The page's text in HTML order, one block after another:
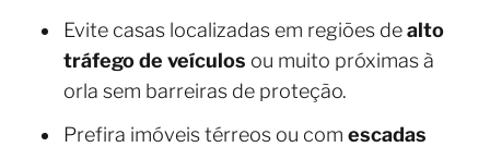
Evite casas localizadas em regiões dealto
tráfego de veículos ou muito próximas à
orla sem barreiras de proteção.
Prefira imóveis térreos ou com escadas